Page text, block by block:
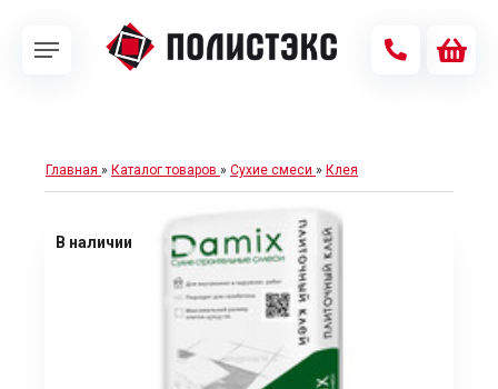
Главная » Каталог товаров » Сухие смеси » Клея
В наличии